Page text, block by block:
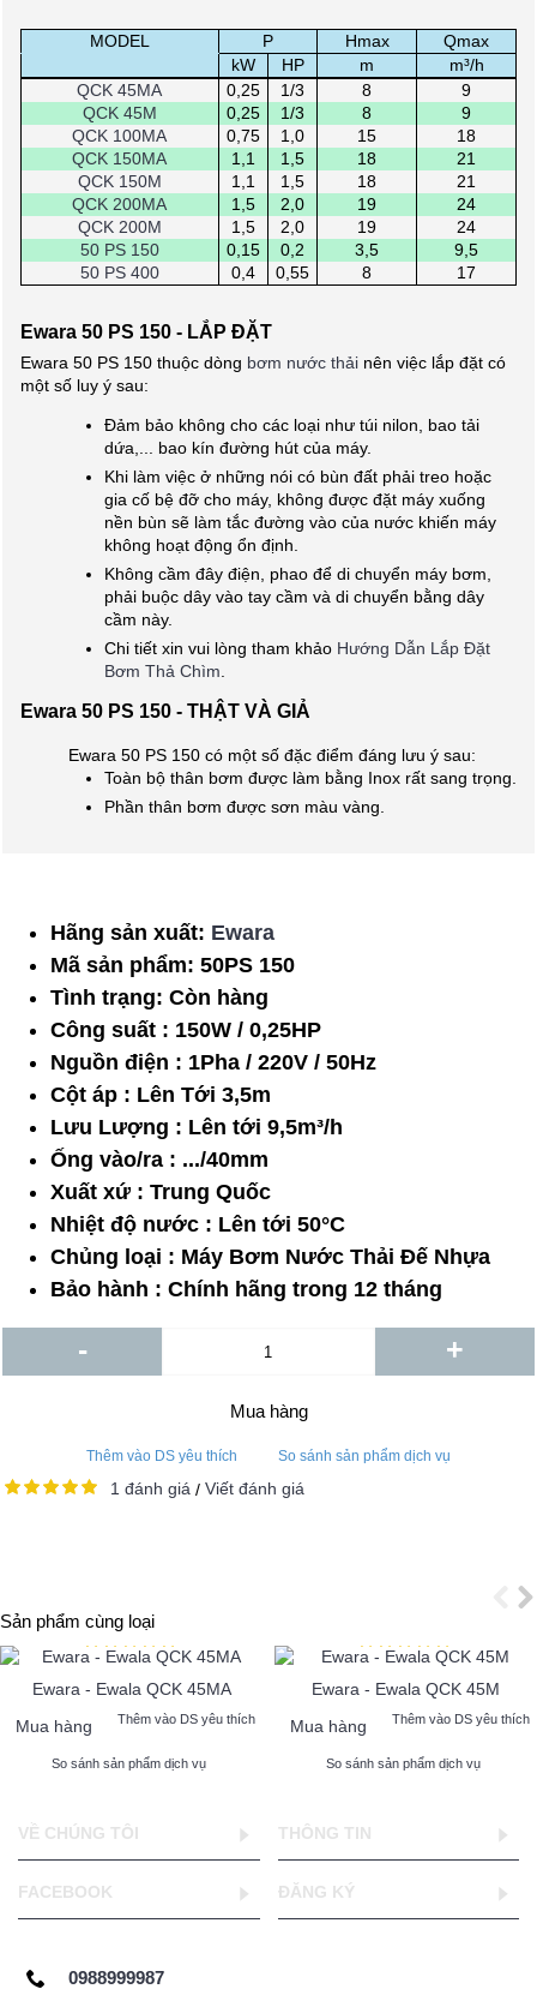
MODEL P Hmax
Qmax
kW HP m
m³/h
QCK 45MA
0,25 1/3 8
9
QCK 45M
0,25 1/3 8
9
QCK 100MA
0,75 1,0 15
18
QCK 150MA
1,1 1,5 18
21
QCK 150M
1,1 1,5 18
21
QCK 200MA
1,5 2,0 19
24
QCK 200M
1,5 2,0 19
24
50 PS 150
0,15 0,2 3,5
9,5
50 PS 400
0,4 0,55 8 17
Ewara 50 PS 150 - LẮP ĐẶT
Ewara 50 PS 150 thuộc dòng bơm nước thải nên việc lắp đặt có
một số luy ý sau:
Đảm bảo không cho các loại như túi nilon, bao tải
dứa,... bao kín đường hút của máy.
Khi làm việc ở những nói có bùn đất phải treo hoặc
gia cố bệ đỡ cho máy, không được đặt máy xuống
nền bùn sẽ làm tắc đường vào của nước khiến máy
không hoạt động ổn định.
Không cầm đây điện, phao để di chuyển máy bơm,
phải buộc dây vào tay cầm và di chuyển bằng dây
cầm này.
Chi tiết xin vui lòng tham khảo Hướng Dẫn Lắp Đặt
Bơm Thả Chìm
Ewara 50 PS 150 - THẬT VÀ GIẢ
Ewara 50 PS 150 có một số đặc điểm đáng lưu ý sau:
Toàn bộ thân bơm được làm bằng Inox rất sang trọng.
Phần thân bơm được sơn màu vàng.
Hãng sản xuất: Ewara
Mã sản phẩm: 50PS 150
Tình trạng: Còn hàng
Công suất : 150W / 0,25HP
Nguồn điện : 1Pha / 220V / 50Hz
Cột áp : Lên Tới 3,5m
Lưu Lượng : Lên tới 9,5m³/h
Ống vào/ra : .../40mm
Xuất xứ : Trung Quốc
Nhiệt độ nước : Lên tới 50°C
Chủng loại : Máy Bơm Nước Thải Đế Nhựa
Bảo hành : Chính hãng trong 12 tháng
- +
Mua hàng
Thêm vào DS yêu thích So sánh sản phẩm dịch vụ
1 đánh giá / Viết đánh giá
Sản phẩm cùng loại
Ewara - Ewala QCK 45MA
Mua hàng
Thêm vào DS yêu thích
So sánh sản phẩm dịch vụ
Ewara - Ewala QCK 45M
Mua hàng
Thêm vào DS yêu thích
So sánh sản phẩm dịch vụ
VỀ CHÚNG TÔI THÔNG TIN
FACEBOOK ĐĂNG KÝ
0988999987